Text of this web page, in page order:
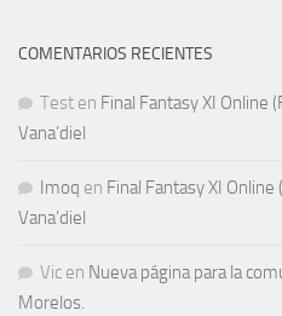
COMENTARIOS RECIENTES
Test en Final Fantasy XI Online
Vana’diel
Imoq en Final Fantasy XI
Vana’diel
Vic en Nueva página para la
Morelos.